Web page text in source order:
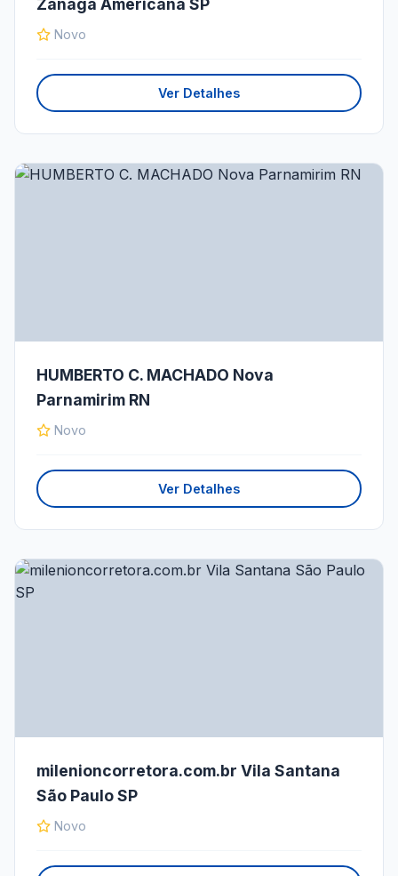
Zanaga Americana SP
Novo
Ver Detalhes
HUMBERTO C. MACHADO Nova
Parnamirim RN
Novo
Ver Detalhes
milenioncorretora.com.br Vila Santana
São Paulo SP
Novo